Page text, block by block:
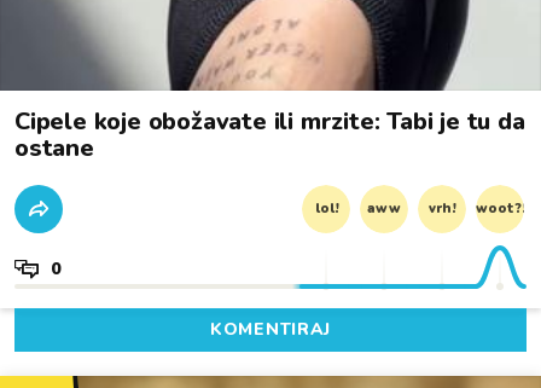
Cipele koje obožavate ili mrzite: Tabi je tu da
ostane
lol! aww vrh! woot?!
0
KOMENTIRAJ